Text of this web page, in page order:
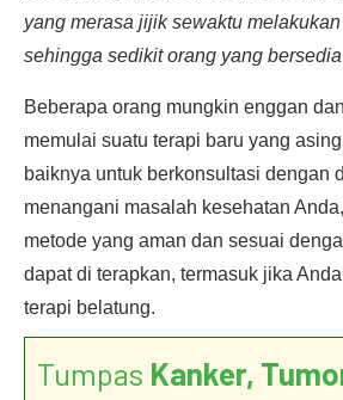
yang merasa jijik sewaktu
sehingga sedikit orang yang
Beberapa orang mungkin enggan
memulai suatu terapi baru yang
baiknya untuk berkonsultasi dengan
menangani masalah kesehatan
metode yang aman dan sesuai
dapat di terapkan, termasuk jika
terapi belatung.
Tumpas Kanker,